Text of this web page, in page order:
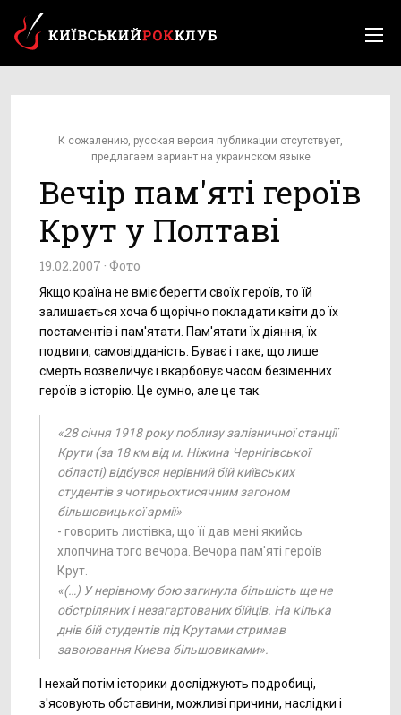
К сожалению, русская версия публикации отсутствует,
предлагаем вариант на украинском языке
Вечір пам'яті героїв
Крут у Полтаві
19.02.2007 · Фото
Якщо країна не вміє берегти своїх героїв, то їй
залишається хоча б щорічно покладати квіти до їх
постаментів і пам'ятати. Пам'ятати їх діяння, їх
подвиги, самовідданість. Буває і таке, що лише
смерть возвеличує і вкарбовує часом безіменних
героїв в історію. Це сумно, але це так.
«28 січня 1918 року поблизу залізничної станції
Крути (за 18 км від м. Ніжина Чернігівської
області) відбувся нерівний бій київських
студентів з чотирьохтисячним загоном
більшовицької армії»
- говорить листівка, що її дав мені якийсь
хлопчина того вечора. Вечора пам'яті героїв
Крут.
«(…) У нерівному бою загинула більшість ще не
обстріляних і незагартованих бійців. На кілька
днів бій студентів під Крутами стримав
завоювання Києва більшовиками».
І нехай потім історики досліджують подробиці,
з'ясовують обставини, можливі причини, наслідки і